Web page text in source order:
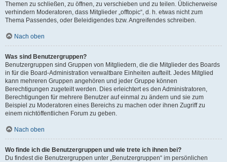
Themen zu schließen, zu öffnen, zu verschieben und zu teilen. Üblicherweise
verhindern Moderatoren, dass Mitglieder „offtopic“, d. h. etwas nicht zum
Thema Passendes, oder Beleidigendes bzw. Angreifendes schreiben.
Nach oben
Was sind Benutzergruppen?
Benutzergruppen sind Gruppen von Mitgliedern, die die Mitglieder des Boards
in für die Board-Administration verwaltbare Einheiten aufteilt. Jedes Mitglied
kann mehreren Gruppen angehören und jeder Gruppe können
Berechtigungen zugeteilt werden. Dies erleichtert es den Administratoren,
Berechtigungen für mehrere Benutzer auf einmal zu ändern und sie zum
Beispiel zu Moderatoren eines Bereichs zu machen oder ihnen Zugriff zu
einem nichtöffentlichen Forum zu geben.
Nach oben
Wo finde ich die Benutzergruppen und wie trete ich ihnen bei?
Du findest die Benutzergruppen unter „Benutzergruppen“ im persönlichen